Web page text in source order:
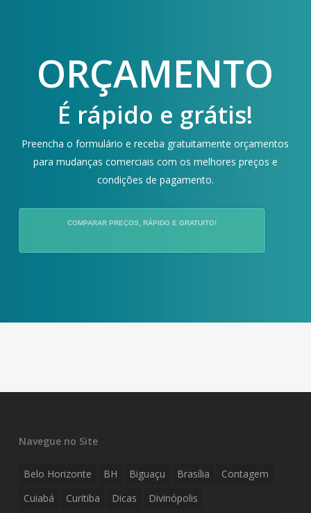
ORÇAMENTO
É rápido e grátis!
Preencha o formulário e receba gratuitamente orçamentos
para mudanças comerciais com os melhores preços e
condições de pagamento.
COMPARAR PREÇOS, RÁPIDO E GRATUITO!
Navegue no Site
Belo Horizonte BH Biguaçu Brasília
Contagem
Cuiabá
Curitiba Dicas
Divinópolis